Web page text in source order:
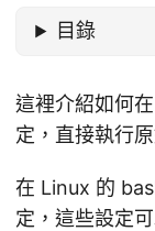
目錄
這裡介紹如何
定，直接執行
在 Linux 的
定，這些設定